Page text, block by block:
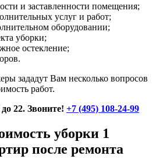
и заставленности помещения;
услуг и работ;
оборудовании;
уборки;
остекление;
зададут Вам несколько вопросов
работ.
22. Звоните! +7 (495) 108-24-99
уборки 1
после ремонта